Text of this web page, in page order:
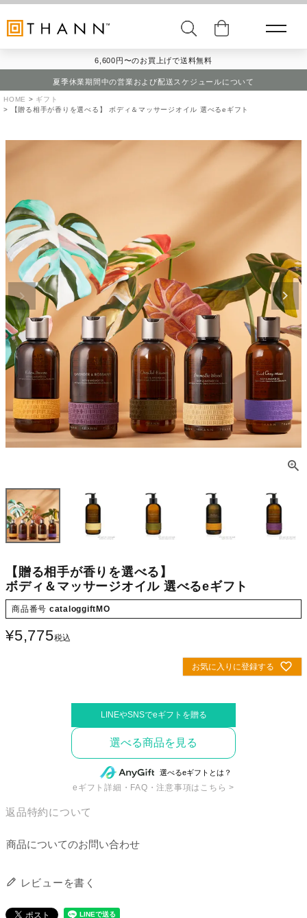
6,600円〜のお買上げで送料無料
夏季休業期間中の営業および配送スケジュールについて
HOME
ギフト
【贈る相手が香りを選べる】 ボディ＆マッサージオイル 選べるeギフト
【贈る相手が香りを選べる】
ボディ＆マッサージオイル 選べるeギフト
商品番号 cataloggiftMO
¥5,775税込
お気に入りに登録する
選べる商品を見る
eギフト詳細・FAQ・注意事項はこちら >
返品特約について
商品についてのお問い合わせ
レビューを書く